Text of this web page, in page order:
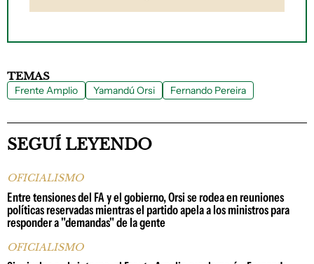
TEMAS
Frente Amplio Yamandú Orsi Fernando Pereira
SEGUÍ LEYENDO
OFICIALISMO
Entre tensiones del FA y el gobierno, Orsi se rodea en reuniones
políticas reservadas mientras el partido apela a los ministros para
responder a "demandas" de la gente
OFICIALISMO